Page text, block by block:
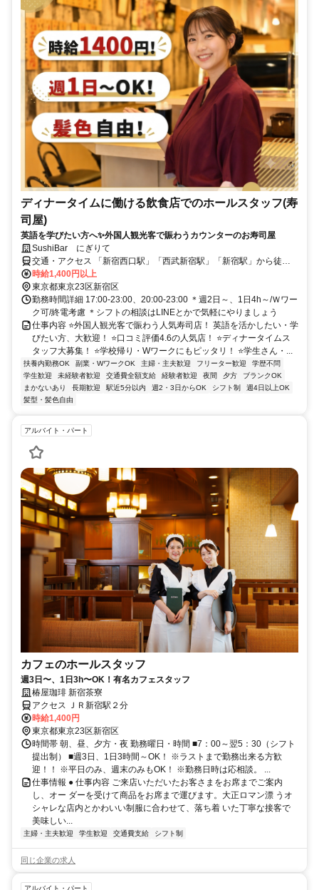
ディナータイムに働ける飲食店でのホールスタッフ(寿
司屋)
英語を学びたい方へ✨外国人観光客で賑わうカウンターのお寿司屋
SushiBar にぎりて
交通・アクセス 「新宿西口駅」「西武新宿駅」「新宿駅」から徒歩
３～５分
時給1,400円以上
東京都東京23区新宿区
勤務時間詳細 17:00-23:00、20:00-23:00 ＊週2日～、1日4h～/Ｗワー
ク可/終電考慮 ＊シフトの相談はLINEとかで気軽にやりましょう
仕事内容 ⭐外国人観光客で賑わう人気寿司店！ 英語を活かしたい・学
びたい方、大歓迎！ ⭐口コミ評価4.6の人気店！ ⭐ディナータイムス
タッフ大募集！ ⭐学校帰り・Wワークにもピッタリ！ ⭐学生さん・...
扶養内勤務OK 副業・WワークOK 主婦・主夫歓迎 フリーター歓迎
学歴不問
学生歓迎
未経験者歓迎 交通費全額支給 経験者歓迎 夜間 夕方
ブランクOK
まかないあり
長期歓迎 駅近5分以内 週2・3日からOK シフト制
週4日以上OK
髪型・髪色自由
アルバイト・パート
カフェのホールスタッフ
週3日〜、1日3h〜OK！有名カフェスタッフ
椿屋珈琲 新宿茶寮
アクセス ＪＲ新宿駅２分
時給1,400円
東京都東京23区新宿区
時間帯 朝、昼、夕方・夜 勤務曜日・時間 ■7：00～翌5：30（シフト
提出制） ■週3日、1日3時間～OK！ ※ラストまで勤務出来る方歓
迎！！ ※平日のみ、週末のみもOK！ ※勤務日時は応相談。 ...
仕事情報 ● 仕事内容 ご来店いただいたお客さまをお席までご案内
し、オー ダーを受けて商品をお席まで運びます。大正ロマン漂 うオ
シャレな店内とかわいい制服に合わせて、落ち着 いた丁寧な接客で
美味しい...
主婦・主夫歓迎 学生歓迎 交通費支給 シフト制
同じ企業の求人